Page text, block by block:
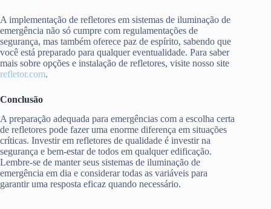
A implementação de refletores em sistemas de iluminação de
emergência não só cumpre com regulamentações de
segurança, mas também oferece paz de espírito, sabendo que
você está preparado para qualquer eventualidade. Para saber
mais sobre opções e instalação de refletores, visite nosso site
refletor.com.
Conclusão
A preparação adequada para emergências com a escolha certa
de refletores pode fazer uma enorme diferença em situações
críticas. Investir em refletores de qualidade é investir na
segurança e bem-estar de todos em qualquer edificação.
Lembre-se de manter seus sistemas de iluminação de
emergência em dia e considerar todas as variáveis para
garantir uma resposta eficaz quando necessário.